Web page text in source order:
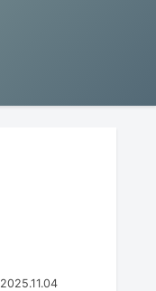
2025.11.04